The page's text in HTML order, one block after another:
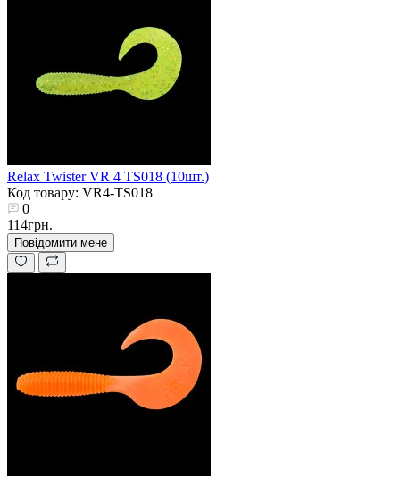
Relax Twister VR 4 TS018 (10шт.)
Код товару: VR4-TS018
0
114грн.
Повідомити мене